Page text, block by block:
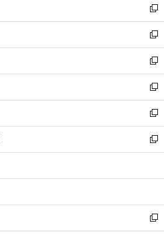
で
開
く
ド
ウ
で
開
く
ィ
ン
ド
ウ
で
開
く
い
ウ
ィ
ン
ド
ウ
で
開
く
新
し
い
ウ
ィ
ン
ド
ウ
で
開
く
新
し
い
ウ
ィ
ン
ド
ウ
で
開
新
し
い
ウ
ィ
ン
ド
ウ
開
新
し
い
ウ
ィ
ン
ウ
開
く
新
し
い
ウ
ン
ウ
で
開
新
し
ウ
ン
ド
ウ
新
し